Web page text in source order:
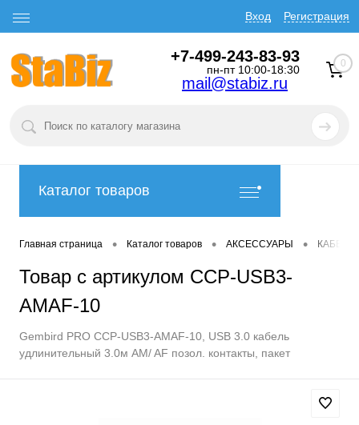
Вход Регистрация
+7-499-243-83-93
пн-пт 10:00-18:30
mail@stabiz.ru
0
Каталог товаров
Главная страница • Каталог товаров • АКСЕССУАРЫ •
Товар с артикулом CCP-USB3-
AMAF-10
Gembird PRO CCP-USB3-AMAF-10, USB 3.0 кабель
удлинительный 3.0м AM/ AF позол. контакты, пакет